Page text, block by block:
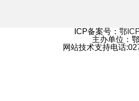
ICP备案号： 鄂
主办单位：
网站技术支持电话